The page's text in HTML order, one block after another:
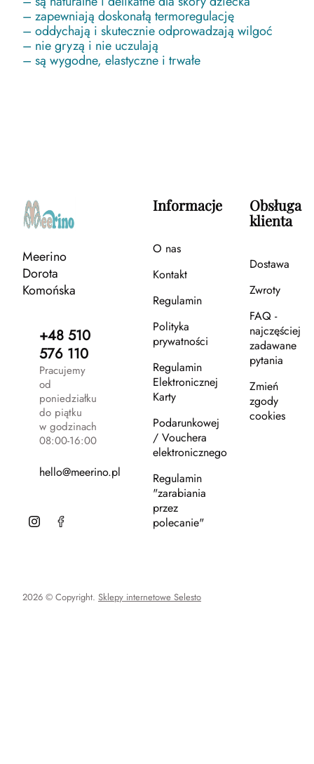
– zapewniają doskonałą termoregulację
– oddychają i skutecznie odprowadzają wilgoć
– nie gryzą i nie uczulają
– są wygodne, elastyczne i trwałe
Meerino
Dorota
Komońska
+48 510
576 110
Pracujemy
od
poniedziałku
do piątku
w godzinach
08:00-16:00
hello@meerino.pl
Informacje
O nas
Kontakt
Regulamin
Polityka
prywatności
Regulamin
Elektronicznej
Karty
Podarunkowej
/ Vouchera
elektronicznego
Regulamin
"zarabiania
przez
polecanie"
Obsługa
klienta
Dostawa
Zwroty
FAQ -
najczęściej
zadawane
pytania
Zmień
zgody
cookies
2026 © Copyright. Sklepy internetowe Selesto